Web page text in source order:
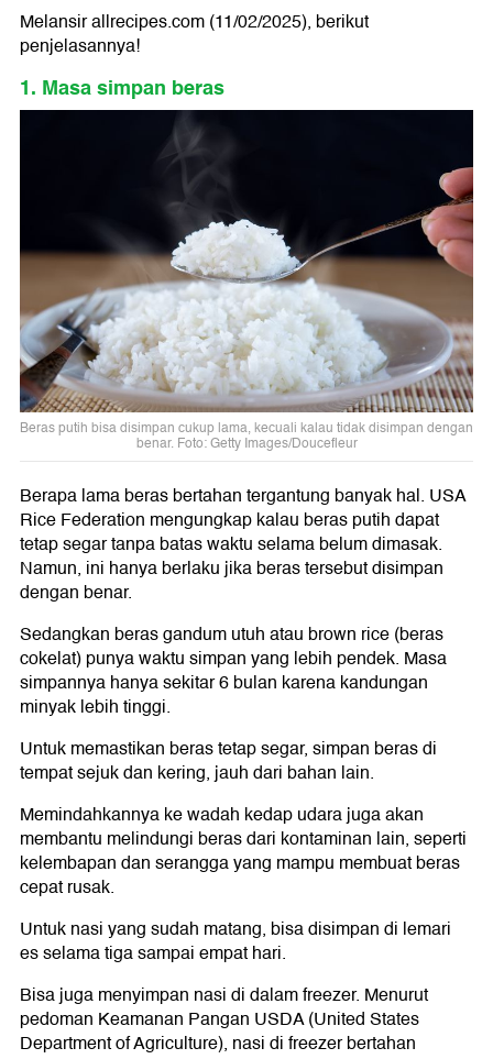
Melansir allrecipes.com (11/02/2025), berikut
penjelasannya!
1. Masa simpan beras
Beras putih bisa disimpan cukup lama, kecuali kalau tidak disimpan dengan
benar. Foto: Getty Images/Doucefleur
Berapa lama beras bertahan tergantung banyak hal. USA
Rice Federation mengungkap kalau beras putih dapat
tetap segar tanpa batas waktu selama belum dimasak.
Namun, ini hanya berlaku jika beras tersebut disimpan
dengan benar.
Sedangkan beras gandum utuh atau brown rice (beras
cokelat) punya waktu simpan yang lebih pendek. Masa
simpannya hanya sekitar 6 bulan karena kandungan
minyak lebih tinggi.
Untuk memastikan beras tetap segar, simpan beras di
tempat sejuk dan kering, jauh dari bahan lain.
Memindahkannya ke wadah kedap udara juga akan
membantu melindungi beras dari kontaminan lain, seperti
kelembapan dan serangga yang mampu membuat beras
cepat rusak.
Untuk nasi yang sudah matang, bisa disimpan di lemari
es selama tiga sampai empat hari.
Bisa juga menyimpan nasi di dalam freezer. Menurut
pedoman Keamanan Pangan USDA (United States
Department of Agriculture), nasi di freezer bertahan